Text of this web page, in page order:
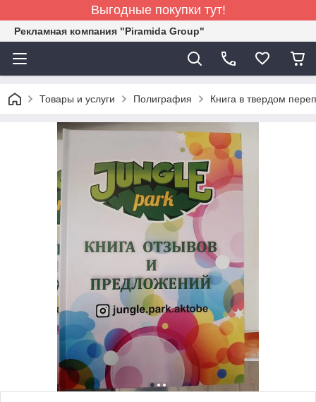
Выгодные покупки тут!
Рекламная компания "Piramida Group"
Товары и услуги Полиграфия Книга в твердом